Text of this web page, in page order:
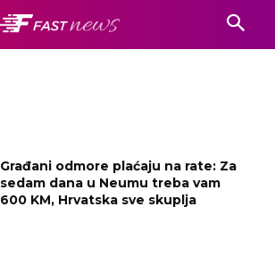
Građani odmore plaćaju na rate: Za
sedam dana u Neumu treba vam
600 KM, Hrvatska sve skuplja